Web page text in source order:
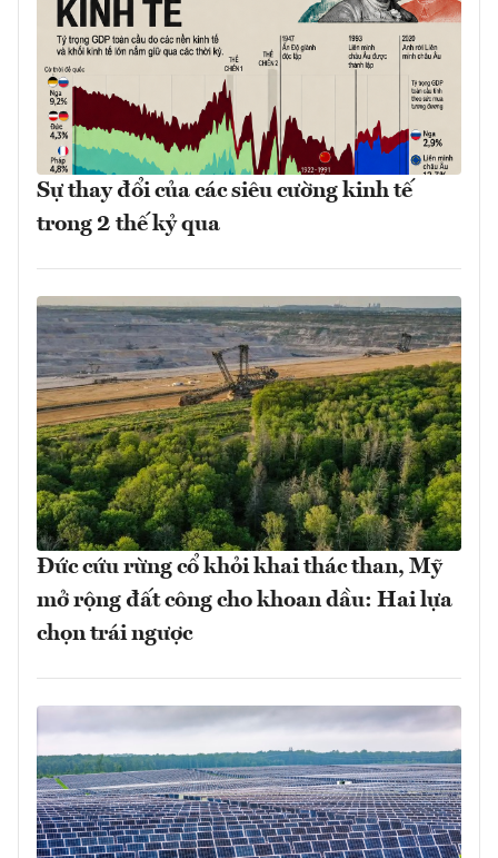
Sự thay đổi của các siêu cường kinh tế
trong 2 thế kỷ qua
Đức cứu rừng cổ khỏi khai thác than, Mỹ
mở rộng đất công cho khoan dầu: Hai lựa
chọn trái ngược